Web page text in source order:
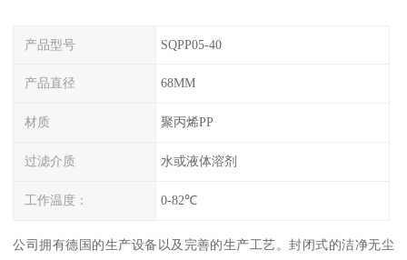
产品型号 SQPP05-40
产品直径 68MM
材质 聚丙烯PP
过滤介质 水或液体溶剂
工作温度： 0-82℃
公司拥有德国的生产设备以及完善的生产工艺。封闭式的洁净无尘